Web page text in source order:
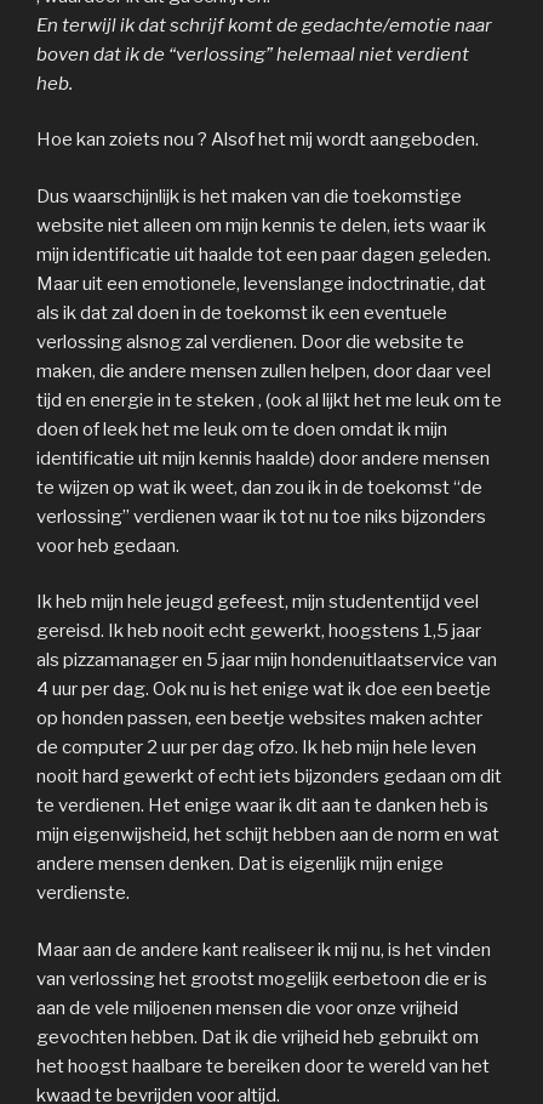
En terwijl ik dat schrijf komt de gedachte/emotie naar
boven dat ik de “verlossing” helemaal niet verdient
heb.
Hoe kan zoiets nou ? Alsof het mij wordt aangeboden.
Dus waarschijnlijk is het maken van die toekomstige
website niet alleen om mijn kennis te delen, iets waar ik
mijn identificatie uit haalde tot een paar dagen geleden.
Maar uit een emotionele, levenslange indoctrinatie, dat
als ik dat zal doen in de toekomst ik een eventuele
verlossing alsnog zal verdienen. Door die website te
maken, die andere mensen zullen helpen, door daar veel
tijd en energie in te steken , (ook al lijkt het me leuk om te
doen of leek het me leuk om te doen omdat ik mijn
identificatie uit mijn kennis haalde) door andere mensen
te wijzen op wat ik weet, dan zou ik in de toekomst “de
verlossing” verdienen waar ik tot nu toe niks bijzonders
voor heb gedaan.
Ik heb mijn hele jeugd gefeest, mijn studententijd veel
gereisd. Ik heb nooit echt gewerkt, hoogstens 1,5 jaar
als pizzamanager en 5 jaar mijn hondenuitlaatservice van
4 uur per dag. Ook nu is het enige wat ik doe een beetje
op honden passen, een beetje websites maken achter
de computer 2 uur per dag ofzo. Ik heb mijn hele leven
nooit hard gewerkt of echt iets bijzonders gedaan om dit
te verdienen. Het enige waar ik dit aan te danken heb is
mijn eigenwijsheid, het schijt hebben aan de norm en wat
andere mensen denken. Dat is eigenlijk mijn enige
verdienste.
Maar aan de andere kant realiseer ik mij nu, is het vinden
van verlossing het grootst mogelijk eerbetoon die er is
aan de vele miljoenen mensen die voor onze vrijheid
gevochten hebben. Dat ik die vrijheid heb gebruikt om
het hoogst haalbare te bereiken door te wereld van het
kwaad te bevrijden voor altijd.